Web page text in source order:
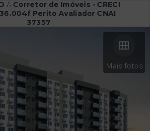
∴ Corretor de Imóveis - CRECI
Perito Avaliador CNAI
37357
Mais fotos